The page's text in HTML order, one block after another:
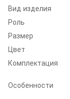
Вид изделия
Роль
Размер
Цвет
Комплектация
Особенности